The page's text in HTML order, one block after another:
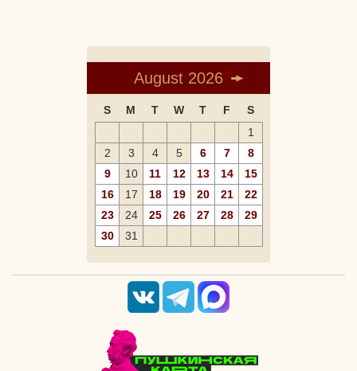
August 2026
S M T W T F
S
1
2
3 4 5 6 7
8
9
10 11 12 13 14
15
16
17 18 19 20 21
22
23
24 25 26 27 28
29
30
31